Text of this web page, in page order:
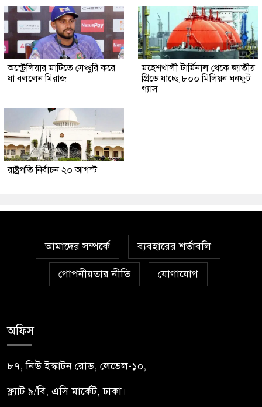
অস্ট্রেলিয়ার মাটিতে সেঞ্চুরি করে
যা বললেন মিরাজ
মহেশখালী টার্মিনাল থেকে জাতীয়
গ্রিডে যাচ্ছে ৮০০ মিলিয়ন ঘনফুট
গ্যাস
রাষ্ট্রপতি নির্বাচন ২০ আগস্ট
আমাদের সম্পর্কে ব্যবহারের শর্তাবলি
গোপনীয়তার নীতি যোগাযোগ
অফিস
৮৭, নিউ ইস্কাটন রোড, লেভেল-১০,
ফ্ল্যাট ৯/বি, এসি মার্কেট, ঢাকা।